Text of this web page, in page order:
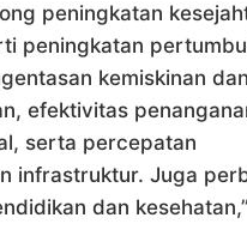
peningkatan
peningkatan
kemiskinan dan
efektivitas
serta percepatan
infrastruktur. Juga
dan